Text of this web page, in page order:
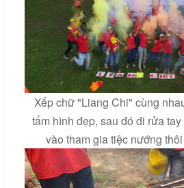
Xếp chữ "Liang Chi" cùng
tấm hình đẹp, sau đó đi rửa
vào tham gia tiệc nướng